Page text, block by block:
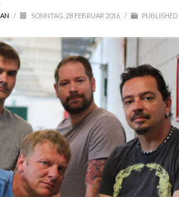
/ SONNTAG, 28 FEBRUAR 2016 / PUBLISHED